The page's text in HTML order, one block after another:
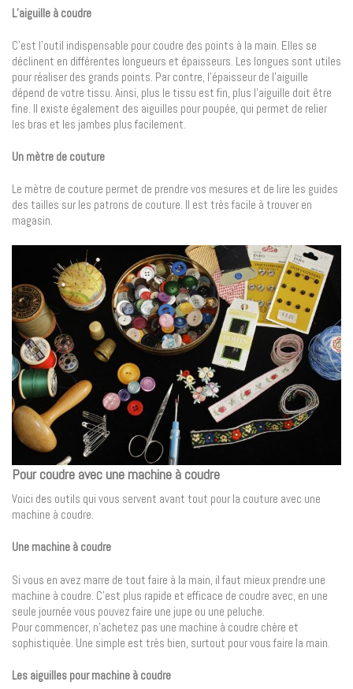
L’aiguille à coudre
C’est l’outil indispensable pour coudre des points à la main. Elles se
déclinent en différentes longueurs et épaisseurs. Les longues sont utiles
pour réaliser des grands points. Par contre, l’épaisseur de l’aiguille
dépend de votre tissu. Ainsi, plus le tissu est fin, plus l’aiguille doit être
fine. Il existe également des aiguilles pour poupée, qui permet de relier
les bras et les jambes plus facilement.
Un mètre de couture
Le mètre de couture permet de prendre vos mesures et de lire les guides
des tailles sur les patrons de couture. Il est très facile à trouver en
magasin.
Pour coudre avec une machine à coudre
Voici des outils qui vous servent avant tout pour la couture avec une
machine à coudre.
Une machine à coudre
Si vous en avez marre de tout faire à la main, il faut mieux prendre une
machine à coudre. C’est plus rapide et efficace de coudre avec, en une
seule journée vous pouvez faire une jupe ou une peluche.
Pour commencer, n’achetez pas une machine à coudre chère et
sophistiquée. Une simple est très bien, surtout pour vous faire la main.
Les aiguilles pour machine à coudre